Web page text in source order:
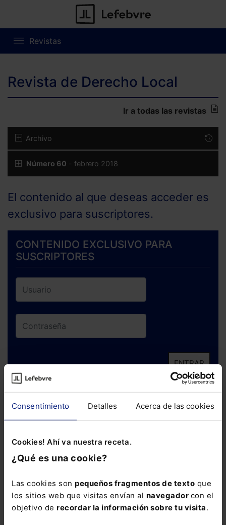
Consentimiento Detalles Acerca de las cookies
Cookies! Ahí va nuestra receta.
¿Qué es una cookie?
Las cookies son pequeños fragmentos de texto que
los sitios web que visitas envían al navegador con el
objetivo de recordar la información sobre tu visita.
Revistas
Revista de Derecho Local
Ir a todas las revistas
Archivo
Número 60 - febrero 2018
El contenido al que deseas acceder es
exclusivo para suscriptores.
CONTENIDO EXCLUSIVO PARA
SUSCRIPTORES
ENTRAR
¿Has olvidado tu contraseña?
Si todavía no te has suscrito, no pierdas
está oportunidad y adquiere tu acceso
con un25% de descuento
COMPRAR